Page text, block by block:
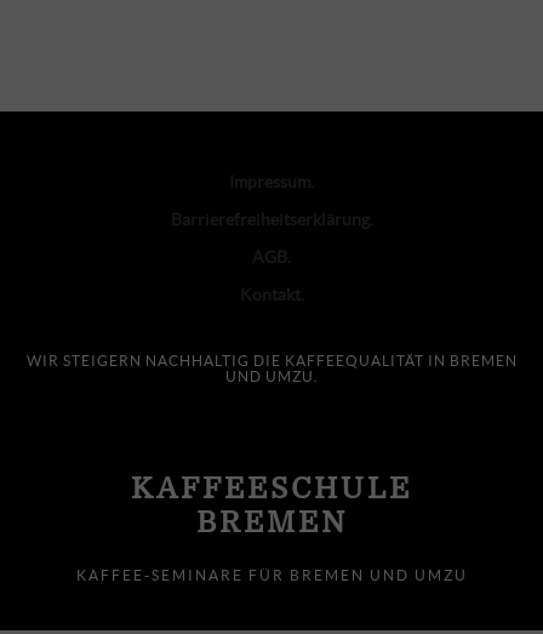
WIR STEIGERN NACHHALTIG DIE KAFFEEQUALITÄT IN BREMEN
UND UMZU.
KAFFEESCHULE
BREMEN
KAFFEE-SEMINARE FÜR BREMEN UND UMZU